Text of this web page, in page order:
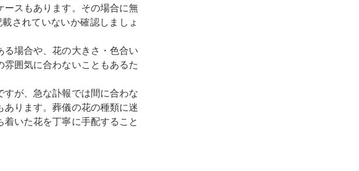
スもあります。その場合に無
されていないか確認しましょ
場合や、花の大きさ・色合い
囲気に合わないこともあるた
すが、急な訃報では間に合わな
ります。葬儀の花の種類に迷
いた花を丁寧に手配すること